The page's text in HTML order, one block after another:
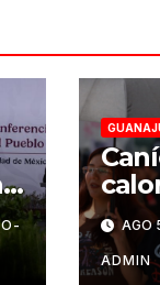
enAGO
ADMIN